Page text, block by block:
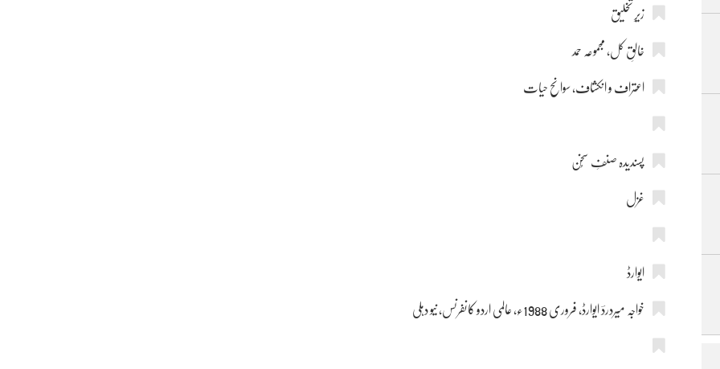
زیرِ تخلیق
خالقِ کل، مجموعہ حمد
اعتراف و انکشاف، سوانح حیات
پسندیدہ صنفِ سُخن
غزل
ایوارڈ
خواجہ میردردؔ ایوارڈ، فروری 1988ء، عالمی اردو کانفرنس، نیو دہلی